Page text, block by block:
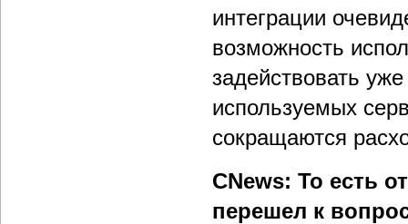
интеграции
возможность
задействовать
используемых
сокращаются
CNews: То есть
перешел к